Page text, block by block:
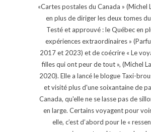
«Cartes postales du Canada » (Michel
en plus de diriger les deux tomes
Testé et approuvé : le Québec en
expériences extraordinaires »
2017 et 2023) et de coécrire « Le
filles qui ont peur de tout », (Michel
2020). Elle a lancé le blogue Taxi-
et visité plus d'une soixantaine de
Canada, qu'elle ne se lasse pas de
en large. Certains voyagent pour
elle, c’est d’abord pour le «